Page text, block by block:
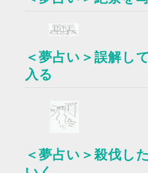
＜夢占い＞誤解し
入る
＜夢占い＞殺伐し